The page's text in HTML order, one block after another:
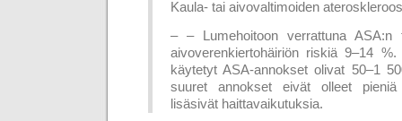
Kaula- tai aivovaltimoiden
– – Lumehoitoon verrattuna ASA:n
aivoverenkiertohäiriön riskiä 9–14
käytetyt ASA-annokset olivat 50–1
suuret annokset eivät olleet pieniä
lisäsivät haittavaikutuksia.